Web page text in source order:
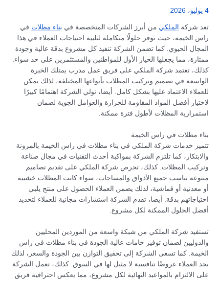
4 يوليو، 2026
تعد شركة الملكي من أبرز الشركات المتخصصة في بناء مظلات في
راس الخيمة، حيث توفر حلولًا متكاملة لتلبية احتياجات العملاء في هذا
المجال الحيوي. كما تضمن الشركة تنفيذ كل مشروع بدقة عالية وجودة
ممتازة، مما يجعلها الخيار الأول للمواطنين والمستثمرين على حد سواء.
كذلك، تعتمد شركة الملكي على فريق عمل مدرب يمتلك الخبرة
الواسعة في تصميم وتركيب المظلات بأنواعها المختلفة، لذلك يمكن
للعملاء الاعتماد عليها بشكل كامل. أيضا، تولي الشركة اهتمامًا كبيرًا
لاختيار أفضل المواد المقاومة للحرارة والعوامل الجوية لضمان
استمرارية المظلات لأطول فترة ممكنة.
بناء مظلات في راس الخيمة
تتميز خدمات شركة الملكي في بناء مظلات في راس الخيمة بالمرونة
والابتكار، كما تلتزم الشركة بمواكبة أحدث التقنيات في مجال صناعة
وتركيب المظلات. كذلك، تحرص شركة الملكي على تقديم تصاميم
متنوعة تناسب جميع الأذواق والمساحات، سواء كانت المظلات خشبية
أو معدنية أو قماشية، لذلك يضمن العملاء الحصول على منتج يلبي
احتياجاتهم بدقة. أيضا، تقدم الشركة استشارات مجانية للعملاء لتحديد
أفضل الحلول الممكنة لكل مشروع.
تستفيد شركة الملكي من شبكة واسعة من الموردين المحليين
والدوليين لضمان توفير خامات عالية الجودة في بناء مظلات في راس
الخيمة. كما تسعى الشركة إلى تحقيق التوازن بين الجودة والسعر، لذلك
يجد العملاء عروضًا تنافسية لا مثيل لها في السوق. كذلك، تعمل الشركة
على الالتزام بالمواعيد النهائية لكل مشروع، مما يعكس احترافية فريق